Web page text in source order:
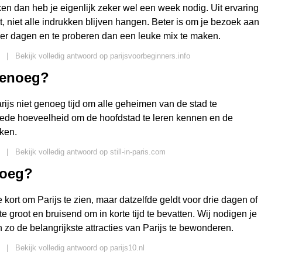
dan heb je eigenlijk zeker wel een week nodig. Uit ervaring
niet alle indrukken blijven hangen. Beter is om je bezoek aan
dagen en te proberen dan een leuke mix te maken.
Bekijk volledig antwoord op parijsvoorbeginners.info
niet genoeg tijd om alle geheimen van de stad te
hoeveelheid om de hoofdstad te leren kennen en de
Bekijk volledig antwoord op still-in-paris.com
om Parijs te zien, maar datzelfde geldt voor drie dagen of
groot en bruisend om in korte tijd te bevatten. Wij nodigen je
zo de belangrijkste attracties van Parijs te bewonderen.
Bekijk volledig antwoord op parijs10.nl